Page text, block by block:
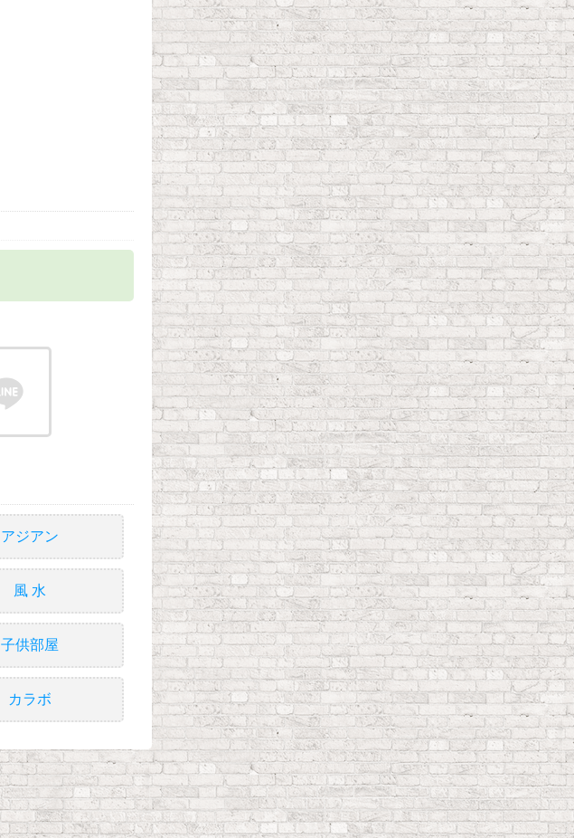
アジアン
風 水
子供部屋
カラボ